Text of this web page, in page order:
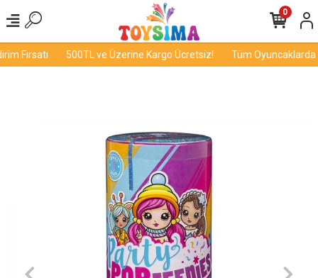
Fırsatı 500TL ve Üzerine Kargo Ücretsiz! Tüm Oyuncaklarda
0